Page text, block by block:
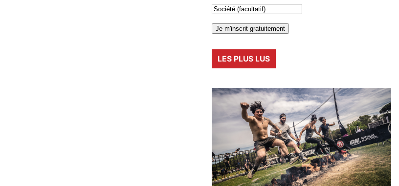
LES PLUS LUS